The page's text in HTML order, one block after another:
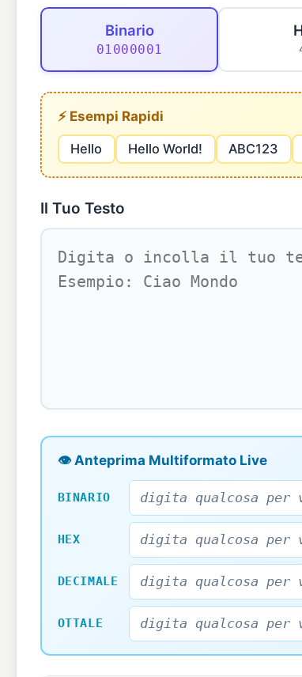
Binario
01000001
⚡ Esempi Rapidi
Hello Hello World! ABC123
Il Tuo Testo
👁 Anteprima Multiformato Live
BINARIO
HEX
DECIMALE
OTTALE